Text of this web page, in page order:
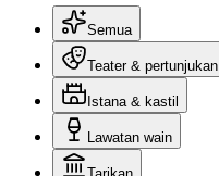
Semua
Teater & pertunjukan
Istana & kastil
Lawatan wain